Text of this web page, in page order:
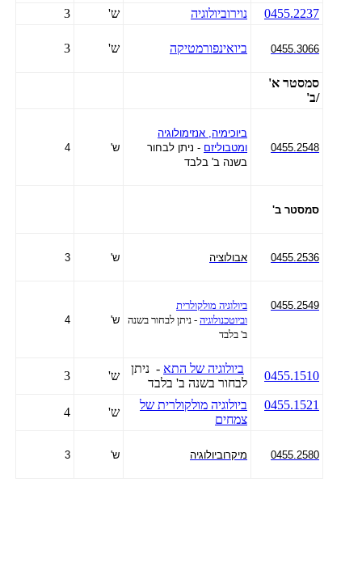
3
ש' נוירוביולוגיה 0455.2237
3 ש' ביואינפורמטיקה 0455.3066
סמסטר א'
/ב'
4 ש'
ביוכימיה, אנזימולוגיה
ומטבוליזם - ניתן לבחור
בשנה ב' בלבד
0455.2548
סמסטר ב'
3 ש' אבולוציה 0455.2536
4 ש'
ביולוגיה מולקולרית
וביוטכנולוגיה - ניתן לבחור בשנה
ב' בלבד
0455.2549
3 ש'
ביולוגיה של התא - ניתן
לבחור בשנה ב' בלבד
0455.1510
4 ש'
ביולוגיה מולקולרית של
צמחים
0455.1521
3 ש' מיקרוביולוגיה 0455.2580